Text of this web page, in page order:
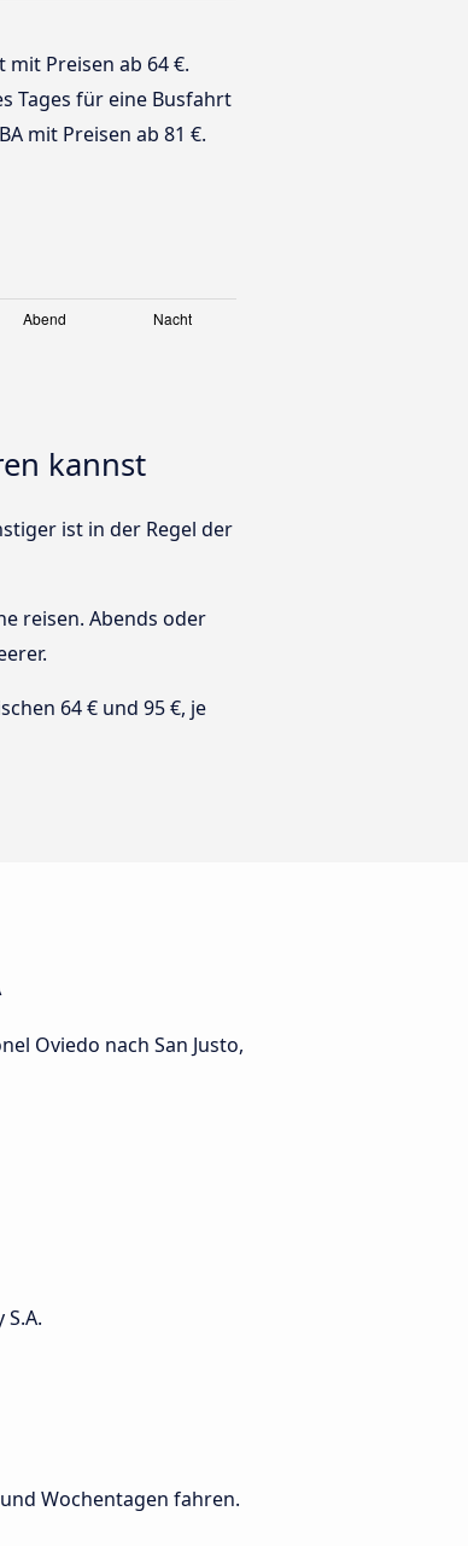
mit Preisen ab 64 €.
Tages für eine Busfahrt
mit Preisen ab 81 €.
kannst
ist in der Regel der
reisen. Abends oder
64 € und 95 €, je
Oviedo nach San Justo,
Wochentagen fahren.